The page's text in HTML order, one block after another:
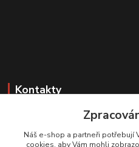
Kontakty
Zákaznická podpora
(Po-Pá, 11-17 hod.; So, 9-
Náš e-shop a partneři potřebují
cookies, aby Vám mohli